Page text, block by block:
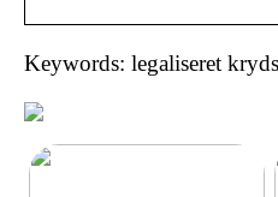
Keywords: legaliseret